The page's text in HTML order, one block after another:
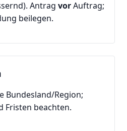
Antrag vorAuftrag;
beilegen.
Bundesland/Region;
Fristen beachten.